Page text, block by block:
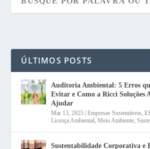
ÚLTIMOS POSTS
Auditoria Ambiental: 5 Erros
Evitar e Como a Ricci Soluções
Ajudar
Mar 13, 2025 |Empresas Sustentáveis,
Licença Ambiental,Meio Ambiente,
Sustentabilidade Corporativa e